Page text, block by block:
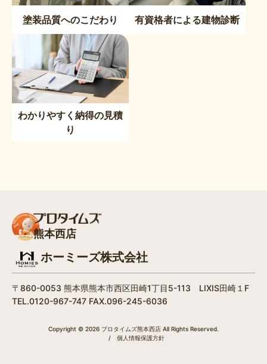
塗装品質へのこだわり 有資格者による建物診断
わかりやすく納得の見積
り
熊本西店
ホーミーズ株式会社
〒860-0053 熊本県熊本市西区田崎1丁目5-113 LIXIS田崎１F
TEL.0120-967-747 FAX.096-245-6036
Copyright © 2026 プロタイムズ熊本西店 All Rights Reserved.
/
個人情報保護方針